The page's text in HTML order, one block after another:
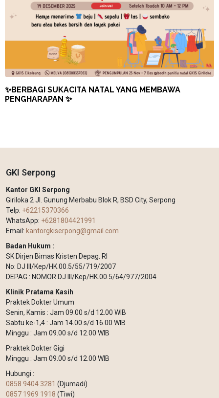
✨BERBAGI SUKACITA NATAL YANG MEMBAWA
PENGHARAPAN ✨
GKI Serpong
Kantor GKI Serpong
Giriloka 2 Jl. Gunung Merbabu Blok R, BSD City, Serpong
Telp: +62215370366
WhatsApp: +6281804421991
Email: kantorgkiserpong@gmail.com
Badan Hukum :
SK Dirjen Bimas Kristen Depag. RI
No: DJ III/Kep/HK.00.5/55/719/2007
DEPAG : NOMOR DJ III/Kep/HK.00.5/64/977/2004
Klinik Pratama Kasih
Praktek Dokter Umum
Senin, Kamis : Jam 09.00 s/d 12.00 WIB
Sabtu ke-1,4 : Jam 14.00 s/d 16.00 WIB
Minggu : Jam 09.00 s/d 12.00 WIB
Praktek Dokter Gigi
Minggu : Jam 09.00 s/d 12.00 WIB
Hubungi :
0858 9404 3281 (Djumadi)
0857 1969 1918 (Tiwi)